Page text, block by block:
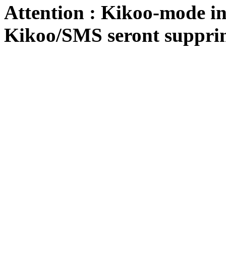
Attention : Kikoo-mode
Kikoo/SMS seront